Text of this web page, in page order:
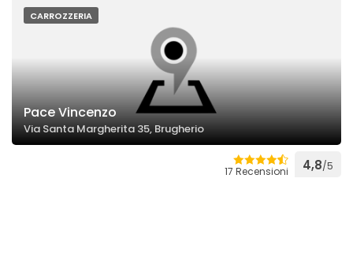
CARROZZERIA
Pace Vincenzo
Via Santa Margherita 35, Brugherio
17 Recensioni 4,8/5